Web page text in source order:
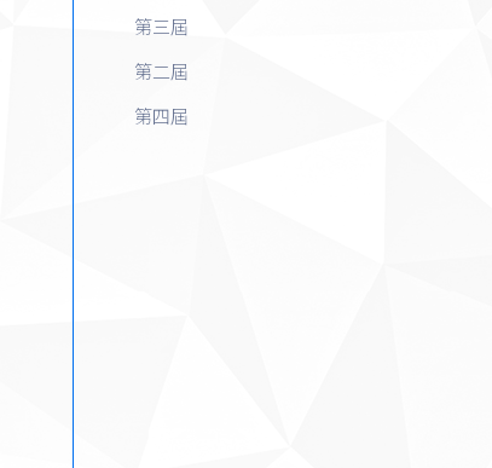
第三屆
第二屆
第四屆